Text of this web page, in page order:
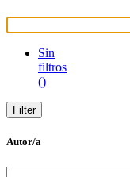
Sin
filtros
()
Autor/a